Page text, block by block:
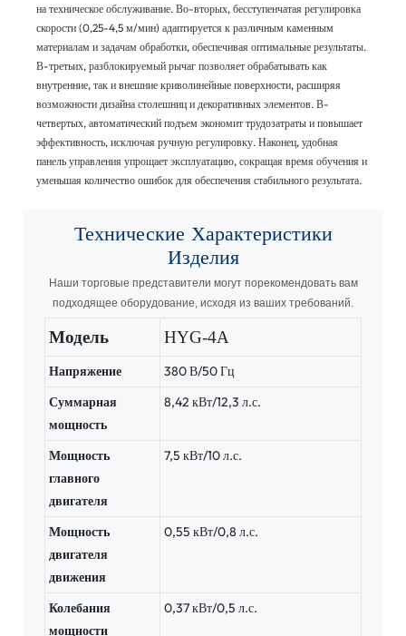
на техническое обслуживание. Во-вторых, бесступенчатая регулировка
скорости (0,25-4,5 м/мин) адаптируется к различным каменным
материалам и задачам обработки, обеспечивая оптимальные результаты.
В-третьих, разблокируемый рычаг позволяет обрабатывать как
внутренние, так и внешние криволинейные поверхности, расширяя
возможности дизайна столешниц и декоративных элементов. В-
четвертых, автоматический подъем экономит трудозатраты и повышает
эффективность, исключая ручную регулировку. Наконец, удобная
панель управления упрощает эксплуатацию, сокращая время обучения и
уменьшая количество ошибок для обеспечения стабильного результата.
Технические Характеристики
Изделия
Наши торговые представители могут порекомендовать вам
подходящее оборудование, исходя из ваших требований.
Модель HYG-4A
Напряжение
380 В/50 Гц
Суммарная
мощность
8,42 кВт/12,3 л.с.
Мощность
главного
двигателя
7,5 кВт/10 л.с.
Мощность
двигателя
движения
0,55 кВт/0,8 л.с.
Колебания
мощности
0,37 кВт/0,5 л.с.